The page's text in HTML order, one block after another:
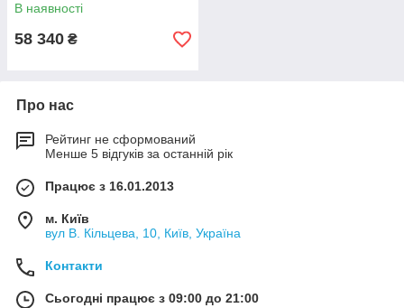
В наявності
58 340 ₴
Про нас
Рейтинг не сформований
Менше 5 відгуків за останній рік
Працює з 16.01.2013
м. Київ
вул В. Кільцева, 10, Київ, Україна
Контакти
Сьогодні працює з 09:00 до 21:00